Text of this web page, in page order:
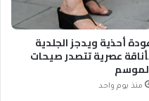
أحذية ويدجز الجلدية
عصرية تتصدر صيحات
منذ يوم واحد